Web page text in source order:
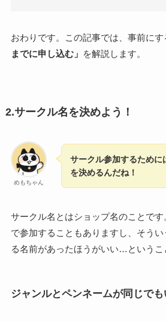
おわりです。この記事では、事前に
までに申し込む」 を解説します。
2.サークル名を決めよう！
めもちゃん
サークル参加するために
を決めるんだね！
サークル名とはショップ名のことで
で参加することもありますし、そう
る名前があったほうがいい…というこ
ジャンルとペンネームが同じでも